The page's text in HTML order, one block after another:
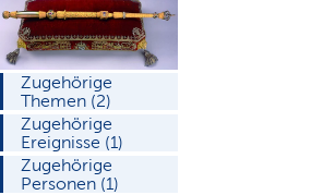
Zugehörige
Themen (2)
Zugehörige
Ereignisse (1)
Zugehörige
Personen (1)